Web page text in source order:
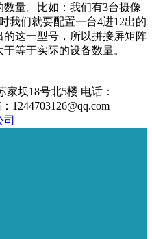
量。比如：我们有3台摄像
我们就要配置一台4进12出的
的这一型号，所以拼接屏矩阵
等于实际的设备数量。
家坝18号北5楼 电话：
1244703126@qq.com